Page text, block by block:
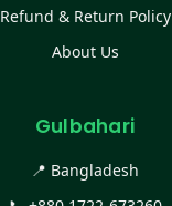
Refund & Return Policy
About Us
Gulbahari
📍 Bangladesh